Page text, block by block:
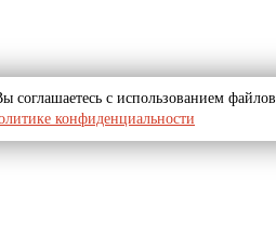
соглашаетесь с использованием файлов
конфиденциальности